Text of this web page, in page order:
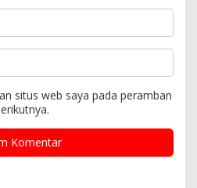
situs web saya pada peramban